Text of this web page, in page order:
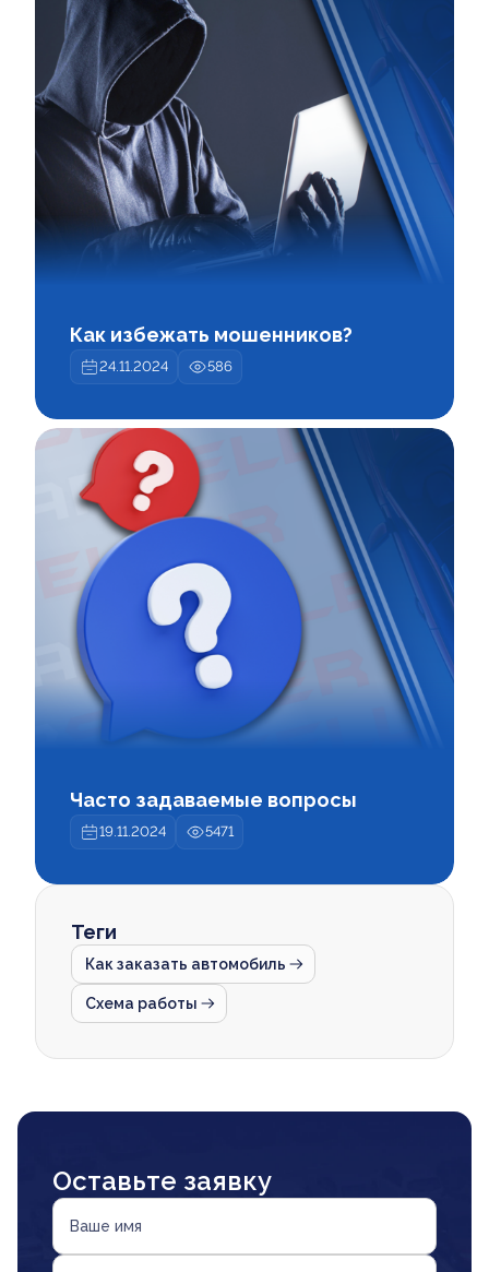
Как избежать мошенников?
24.11.2024 586
Часто задаваемые вопросы
19.11.2024 5471
Теги
Как заказать автомобиль
Схема работы
Оставьте заявку
Ваше имя